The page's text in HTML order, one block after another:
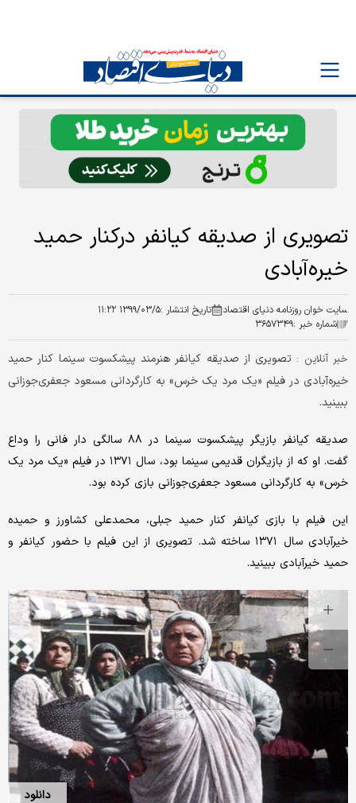
تصویری از صدیقه کیانفر درکنار حمید
خیره‌آبادی
سایت خوان روزنامه دنیای اقتصاد تاریخ انتشار :۱۳۹۹/۰۳/۵ ۱۱:۲۲
شماره خبر :۳۶۵۷۳۴۹
خبر آنلاین : تصویری از صدیقه کیانفر هنرمند پیشکسوت سینما کنار حمید
خیره‌آبادی در فیلم «یک مرد یک خرس» به کارگردانی مسعود جعفری‌جوزانی
ببینید.
صدیقه کیانفر بازیگر پیشکسوت سینما در ۸۸ سالگی دار فانی را وداع
گفت. او که از بازیگران قدیمی سینما بود، سال ۱۳۷۱ در فیلم «یک مرد یک
خرس» به کارگردانی مسعود جعفری‌جوزانی بازی کرده بود.
این فیلم با بازی کیانفر کنار حمید جبلی، محمدعلی کشاورز و حمیده
خیرآبادی سال ۱۳۷۱ ساخته شد. تصویری از این فیلم با حضور کیانفر و
حمید خیرآبادی ببینید.
دانلود